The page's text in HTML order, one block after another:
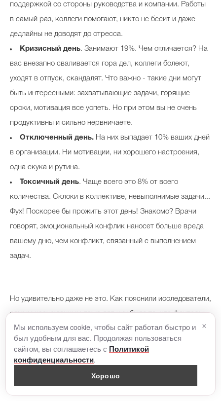
поддержкой со стороны руководства и компании. Работы
в самый раз, коллеги помогают, никто не бесит и даже
дедлайны не доводят до стресса.
Кризисный день. Занимают 19%. Чем отличается? На
вас внезапно сваливается гора дел, коллеги болеют,
уходят в отпуск, скандалят. Что важно - такие дни могут
быть интересными: захватывающие задачи, горящие
сроки, мотивация все успеть. Но при этом вы не очень
продуктивны и сильно нервничаете.
Отключенный день. На них выпадает 10% ваших дней
в организации. Ни мотивации, ни хорошего настроения,
одна скука и рутина.
Токсичный день. Чаще всего это 8% от всего
количества. Склоки в коллективе, невыполнимые задачи...
Фух! Поскорее бы прожить этот день! Знакомо? Врачи
говорят, эмоциональный конфлик наносет больше вреда
вашему дню, чем конфликт, связанный с выполнением
задач.
Но удивительно даже не это. Как пояснили исследователи,
самым неожиданным даже для них было то, что факторы,
которые привели к хорошему или плохому дню,
находились вне контроля сотрудников. Так что, если у вас
выдался токсичный день, можете уверенно сказать, что
Мы используем cookie, чтобы сайт работал быстро и
был удобным для вас. Продолжая пользоваться
сайтом, вы соглашаетесь с Политикой
конфиденциальности.
Хорошо
×